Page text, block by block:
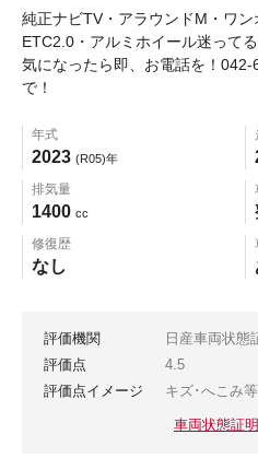
純正ナビTV・アラウンドM・ワン
ETC2.0・アルミホイール迷って
気になったら即、お電話を！
で！
年式
2023 (R05)年
排気量
1400 cc
修復歴
なし
評価機関
日産車両状態
評価点
4.5
評価点イメージ
キズ･へこみ
車両状態証